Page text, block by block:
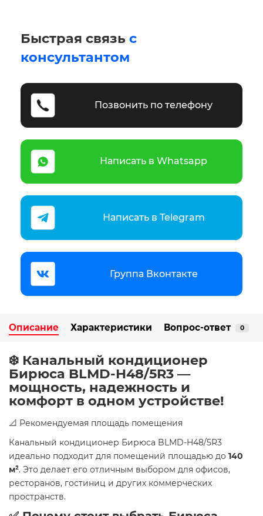
Быстрая связь с
консультантом
Позвонить по телефону
Написать в Whatsapp
Написать в Telegram
Группа Вконтакте
Описание Характеристики Вопрос-ответ 0
❄️ Канальный кондиционер
Бирюса BLMD-H48/5R3 —
мощность, надежность и
комфорт в одном устройстве!
📐 Рекомендуемая площадь помещения
Канальный кондиционер Бирюса BLMD-H48/5R3
идеально подходит для помещений площадью до 140
м². Это делает его отличным выбором для офисов,
ресторанов, гостиниц и других коммерческих
пространств.